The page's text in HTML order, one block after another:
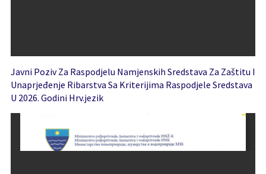
Javni Poziv Za Raspodjelu Namjenskih Sredstava Za Zaštitu I
Unaprjeđenje Ribarstva Sa Kriterijima Raspodjele Sredstava
U 2026. Godini Hrv.jezik